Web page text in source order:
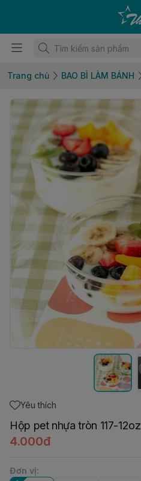
Trang chủ BAO BÌ LÀM BÁNH
Yêu thích
Hộp pet nhựa tròn 117-12oz
4.000đ
Đơn vị: